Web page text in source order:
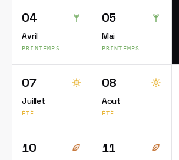
04
Avril
PRINTEMPS
05
Mai
PRINTEMPS
07
Juillet
ÉTÉ
08
Aout
ÉTÉ
10 11